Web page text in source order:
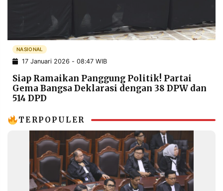
INFORMASI
IKLAN
KIRIM
PENGADUAN TERM
OF
SERVICE
IKUTI
NASIONAL
17 Januari 2026 - 08:47 WIB
Siap Ramaikan Panggung Politik! Partai
Gema Bangsa Deklarasi dengan 38 DPW dan
514 DPD
TERPOPULER